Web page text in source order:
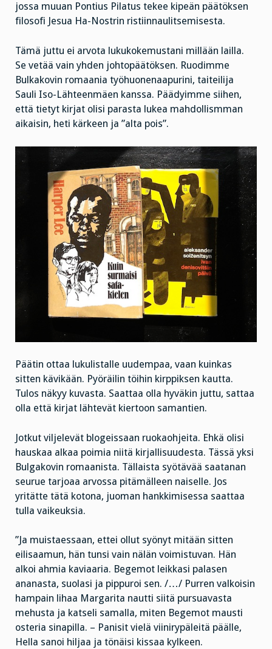
jossa muuan Pontius Pilatus tekee kipeän päätöksen
filosofi Jesua Ha-Nostrin ristiinnaulitsemisesta.
Tämä juttu ei arvota lukukokemustani millään lailla.
Se vetää vain yhden johtopäätöksen. Ruodimme
Bulkakovin romaania työhuonenaapurini, taiteilija
Sauli Iso-Lähteenmäen kanssa. Päädyimme siihen,
että tietyt kirjat olisi parasta lukea mahdollismman
aikaisin, heti kärkeen ja ”alta pois”.
Päätin ottaa lukulistalle uudempaa, vaan kuinkas
sitten kävikään. Pyöräilin töihin kirppiksen kautta.
Tulos näkyy kuvasta. Saattaa olla hyväkin juttu, sattaa
olla että kirjat lähtevät kiertoon samantien.
Jotkut viljelevät blogeissaan ruokaohjeita. Ehkä olisi
hauskaa alkaa poimia niitä kirjallisuudesta. Tässä yksi
Bulgakovin romaanista. Tällaista syötävää saatanan
seurue tarjoaa arvossa pitämälleen naiselle. Jos
yritätte tätä kotona, juoman hankkimisessa saattaa
tulla vaikeuksia.
”Ja muistaessaan, ettei ollut syönyt mitään sitten
eilisaamun, hän tunsi vain nälän voimistuvan. Hän
alkoi ahmia kaviaaria. Begemot leikkasi palasen
ananasta, suolasi ja pippuroi sen. /…/ Purren valkoisin
hampain lihaa Margarita nautti siitä pursuavasta
mehusta ja katseli samalla, miten Begemot mausti
osteria sinapilla. – Panisit vielä viinirypäleitä päälle,
Hella sanoi hiljaa ja tönäisi kissaa kylkeen.